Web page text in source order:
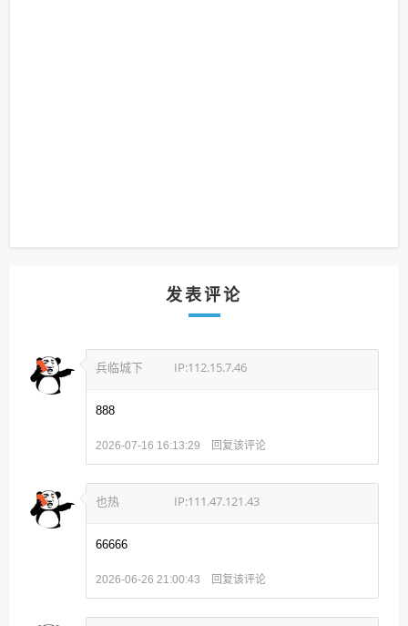
发表评论
兵临城下 IP:112.15.7.46
888
2026-07-16 16:13:29 回复该评论
也热 IP:111.47.121.43
66666
2026-06-26 21:00:43 回复该评论